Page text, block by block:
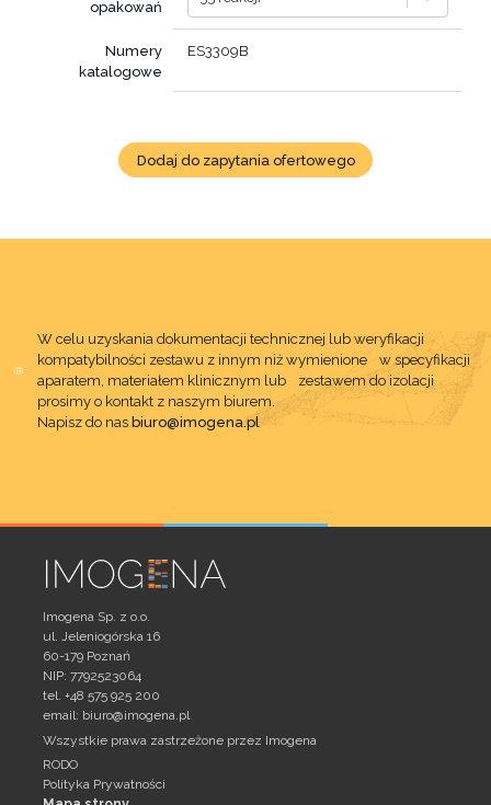
opakowań
Numery
katalogowe
ES3309B
Dodaj do zapytania ofertowego
W celu uzyskania dokumentacji technicznej lub weryfikacji
kompatybilności zestawu z innym niż wymienione w specyfikacji
aparatem, materiałem klinicznym lub zestawem do izolacji
prosimy o kontakt z naszym biurem.
Napisz do nas biuro@imogena.pl
Imogena Sp. z o.o.
ul. Jeleniogórska 16
60-179 Poznań
NIP: 7792523064
tel. +48 575 925 200
email: biuro@imogena.pl
Wszystkie prawa zastrzeżone przez Imogena
RODO
Polityka Prywatności